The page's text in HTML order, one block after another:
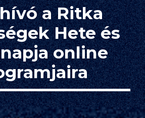
a Ritka
Hete és
online